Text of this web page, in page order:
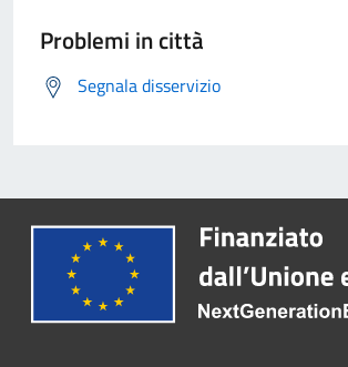
Problemi in città
Segnala disservizio